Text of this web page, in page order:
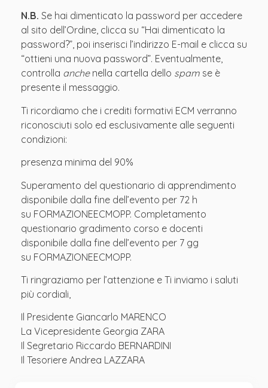
N.B. Se hai dimenticato la password per accedere
al sito dell’Ordine, clicca su “Hai dimenticato la
password?”, poi inserisci l’indirizzo E-mail e clicca su
“ottieni una nuova password”. Eventualmente,
controlla anchenella cartella dello spam se è
presente il messaggio.
Ti ricordiamo che i crediti formativi ECM verranno
riconosciuti solo ed esclusivamente alle seguenti
condizioni:
presenza minima del 90%
Superamento del questionario di apprendimento
disponibile dalla fine dell’evento per 72 h
su FORMAZIONEECMOPP. Completamento
questionario gradimento corso e docenti
disponibile dalla fine dell’evento per 7 gg
su FORMAZIONEECMOPP.
Ti ringraziamo per l’attenzione e Ti inviamo i saluti
più cordiali,
Il Presidente Giancarlo MARENCO
La Vicepresidente Georgia ZARA
Il Segretario Riccardo BERNARDINI
Il Tesoriere Andrea LAZZARA